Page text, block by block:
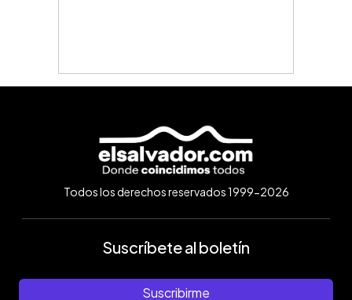
Todos los derechos reservados 1999-2026
Suscríbete al boletín
Suscribirme